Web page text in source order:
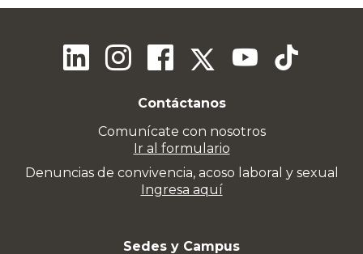
Contáctanos
Comunícate con nosotros
Ir al formulario
Denuncias de convivencia, acoso laboral y sexual
Ingresa aquí
Sedes y Campus